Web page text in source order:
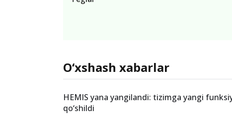
O‘xshash xabarlar
HEMIS yana yangilandi: tizimga yangi
qo‘shildi